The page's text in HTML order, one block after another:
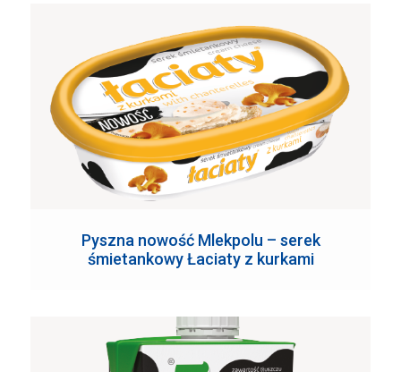
Pyszna nowość Mlekpolu – serek
śmietankowy Łaciaty z kurkami